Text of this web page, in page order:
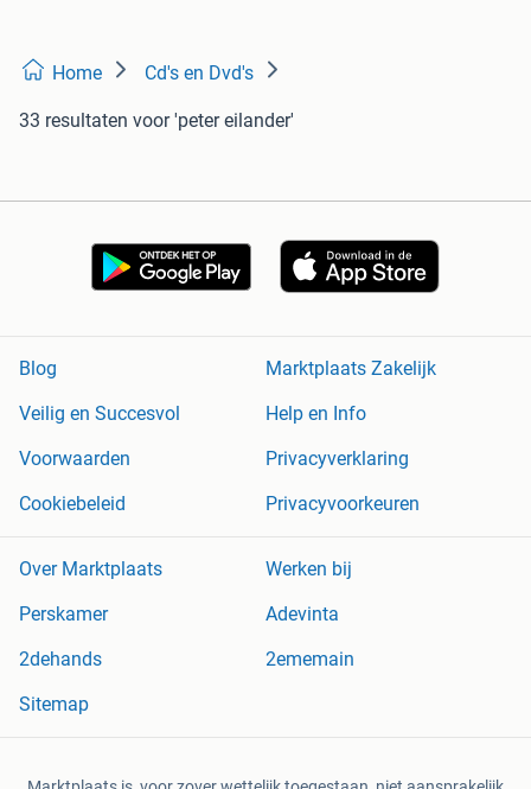
Home Cd's en Dvd's
33 resultaten voor 'peter eilander'
Blog
Marktplaats Zakelijk
Veilig en Succesvol
Help en Info
Voorwaarden
Privacyverklaring
Cookiebeleid
Privacyvoorkeuren
Over Marktplaats
Werken bij
Perskamer
Adevinta
2dehands
2ememain
Sitemap